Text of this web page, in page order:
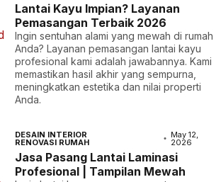
Lantai Kayu Impian? Layanan
Pemasangan Terbaik 2026
Ingin sentuhan alami yang mewah di rumah
Anda? Layanan pemasangan lantai kayu
profesional kami adalah jawabannya. Kami
memastikan hasil akhir yang sempurna,
meningkatkan estetika dan nilai properti
Anda.
DESAIN INTERIOR
RENOVASI RUMAH
May 12,
2026
Jasa Pasang Lantai Laminasi
Profesional | Tampilan Mewah